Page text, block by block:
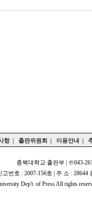
항| 출판위원회 이용안내
충북대학교 출판부 | ☏043-
번호 : 2007-156호 | 주 소 :
Dep't. of Press All rights